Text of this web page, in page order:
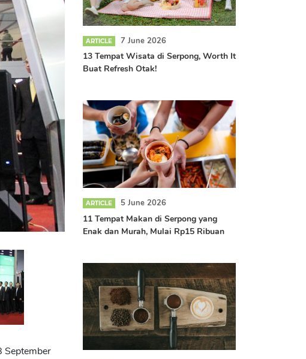
September
ARTICLE 7 June 2026
13 Tempat Wisata di Serpong, Worth It
Buat Refresh Otak!
ARTICLE 5 June 2026
11 Tempat Makan di Serpong yang
Enak dan Murah, Mulai Rp15 Ribuan